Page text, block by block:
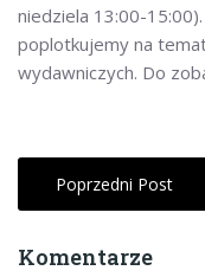
niedziela 13:00-
poplotkujemy na
wydawniczych. Do
Poprzedni Post
Komentarze